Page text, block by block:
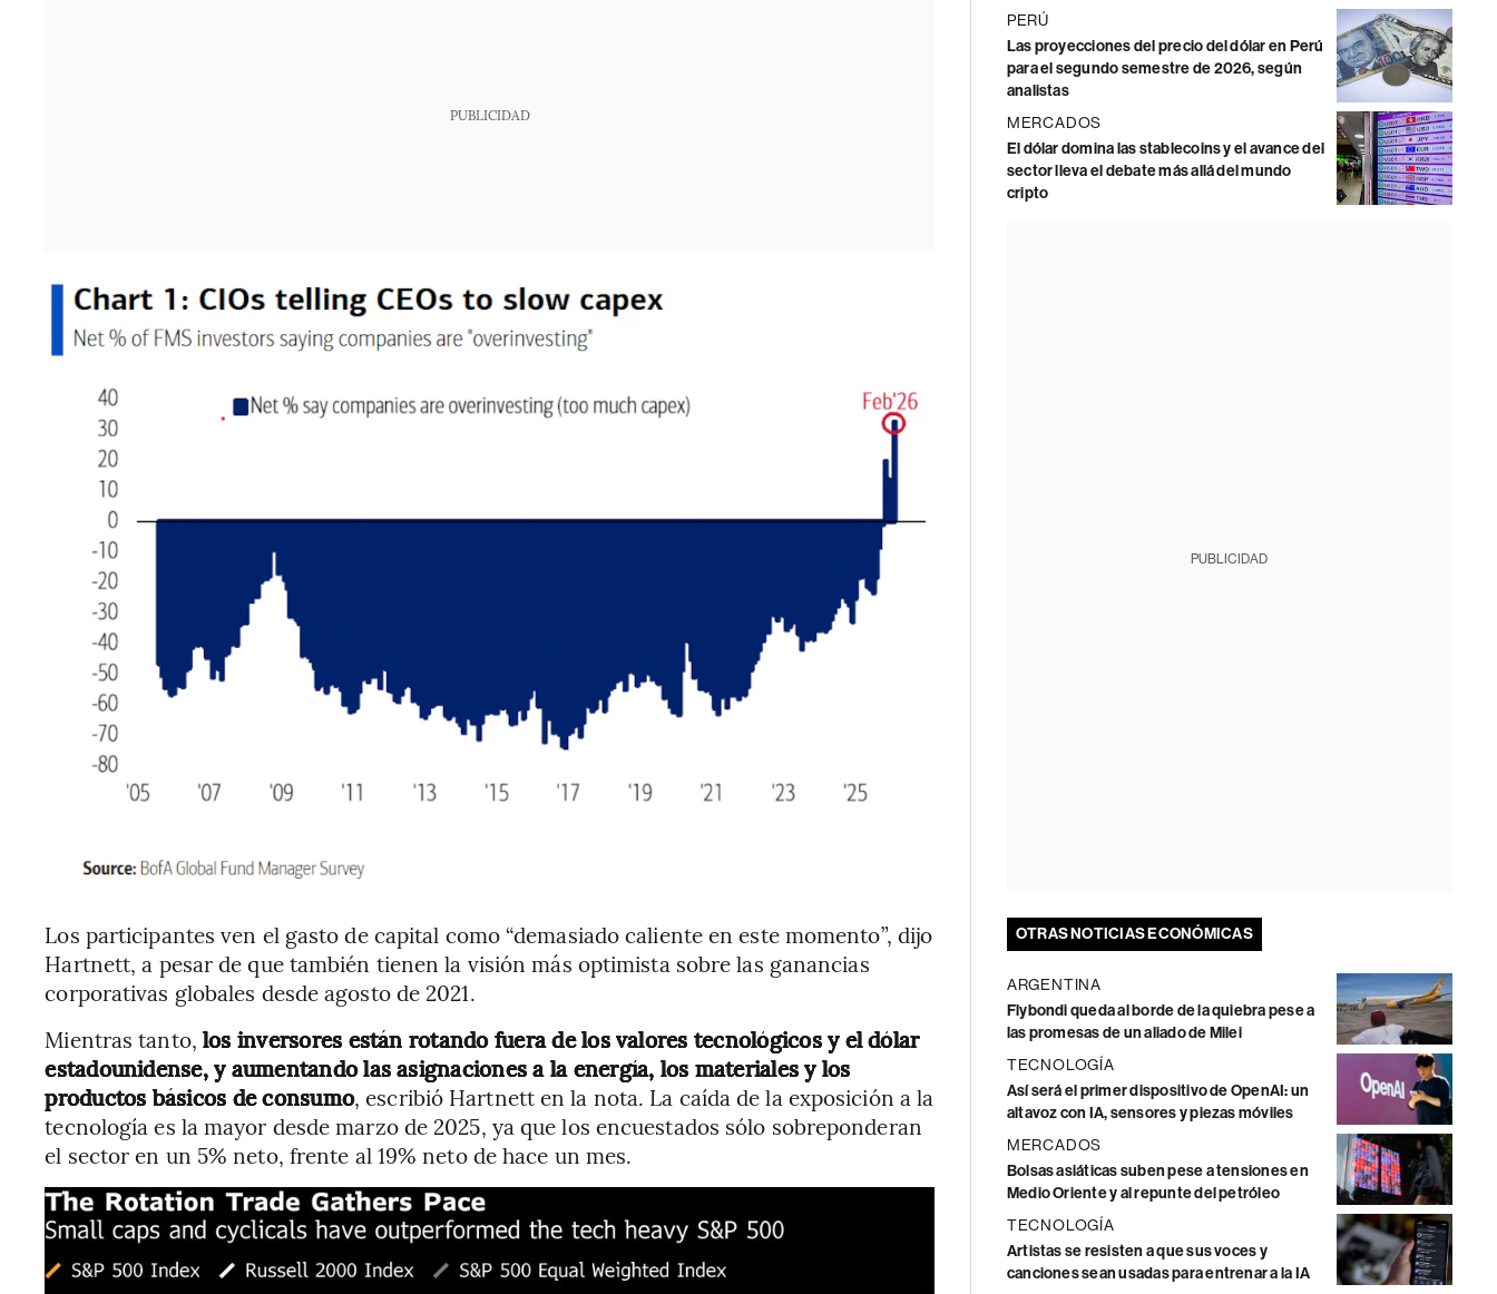
PUBLICIDAD
Los participantes ven el gasto de capital como “demasiado caliente en este momento”, dijo
Hartnett, a pesar de que también tienen la visión más optimista sobre las ganancias
corporativas globales desde agosto de 2021.
Mientras tanto, los inversores están rotando fuera de los valores tecnológicos y el dólar
estadounidense, y aumentando las asignaciones a la energía, los materiales y los
productos básicos de consumo, escribió Hartnett en la nota. La caída de la exposición a la
tecnología es la mayor desde marzo de 2025, ya que los encuestados sólo sobreponderan
el sector en un 5% neto, frente al 19% neto de hace un mes.
PERÚ
Las proyecciones del precio del dólar en Perú
para el segundo semestre de 2026, según
analistas
MERCADOS
El dólar domina las stablecoins y el avance del
sector lleva el debate más allá del mundo
cripto
PUBLICIDAD
OTRAS NOTICIAS ECONÓMICAS
ARGENTINA
Flybondi queda al borde de la quiebra pese a
las promesas de un aliado de Milei
TECNOLOGÍA
Así será el primer dispositivo de OpenAI: un
altavoz con IA, sensores y piezas móviles
MERCADOS
Bolsas asiáticas suben pese a tensiones en
Medio Oriente y al repunte del petróleo
TECNOLOGÍA
Artistas se resisten a que sus voces y
canciones sean usadas para entrenar a la IA